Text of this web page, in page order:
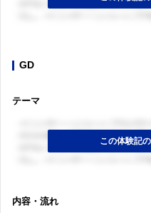
GD
テーマ
内容・流れ